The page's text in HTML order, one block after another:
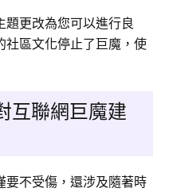
更改為您可以進行良
社區文化停止了巨魔，使
互聯網巨魔建
要不受傷，還涉及隨著時